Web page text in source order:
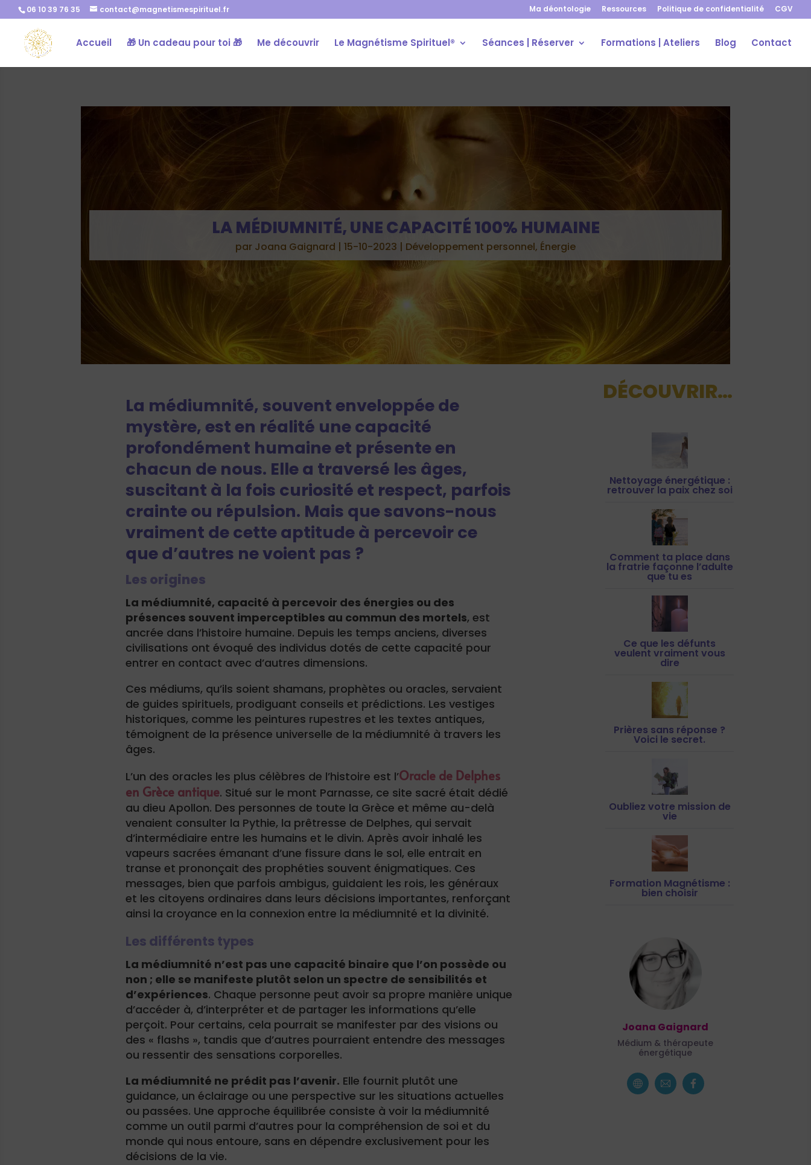
06 10 39 76 35 contact@magnetismespirituel.fr Ma déontologie Ressources Politique de confidentialité CGV
Accueil 🎁 Un cadeau pour toi 🎁 Me découvrir Le Magnétisme Spirituel® Séances | Réserver Formations | Ateliers Blog Contact
LA MÉDIUMNITÉ, UNE CAPACITÉ 100% HUMAINE
par Joana Gaignard | 15-10-2023 | Développement personnel, Énergie
La médiumnité, souvent enveloppée de
mystère, est en réalité une capacité
profondément humaine et présente en
chacun de nous. Elle a traversé les âges,
suscitant à la fois curiosité et respect, parfois
crainte ou répulsion. Mais que savons-nous
vraiment de cette aptitude à percevoir ce
que d’autres ne voient pas ?
Les origines
La médiumnité, capacité à percevoir des énergies ou des
présences souvent imperceptibles au commun des mortels, est
ancrée dans l’histoire humaine. Depuis les temps anciens, diverses
civilisations ont évoqué des individus dotés de cette capacité pour
entrer en contact avec d’autres dimensions.
Ces médiums, qu’ils soient shamans, prophètes ou oracles, servaient
de guides spirituels, prodiguant conseils et prédictions. Les vestiges
historiques, comme les peintures rupestres et les textes antiques,
témoignent de la présence universelle de la médiumnité à travers les
âges.
L’un des oracles les plus célèbres de l’histoire est l’Oracle de Delphes
en Grèce antique. Situé sur le mont Parnasse, ce site sacré était dédié
au dieu Apollon. Des personnes de toute la Grèce et même au-delà
venaient consulter la Pythie, la prêtresse de Delphes, qui servait
d’intermédiaire entre les humains et le divin. Après avoir inhalé les
vapeurs sacrées émanant d’une fissure dans le sol, elle entrait en
transe et prononçait des prophéties souvent énigmatiques. Ces
messages, bien que parfois ambigus, guidaient les rois, les généraux
et les citoyens ordinaires dans leurs décisions importantes, renforçant
ainsi la croyance en la connexion entre la médiumnité et la divinité.
Les différents types
La médiumnité n’est pas une capacité binaire que l’on possède ou
non ; elle se manifeste plutôt selon un spectre de sensibilités et
d’expériences. Chaque personne peut avoir sa propre manière unique
d’accéder à, d’interpréter et de partager les informations qu’elle
perçoit. Pour certains, cela pourrait se manifester par des visions ou
des « flashs », tandis que d’autres pourraient entendre des messages
ou ressentir des sensations corporelles.
La médiumnité ne prédit pas l’avenir. Elle fournit plutôt une
guidance, un éclairage ou une perspective sur les situations actuelles
ou passées. Une approche équilibrée consiste à voir la médiumnité
comme un outil parmi d’autres pour la compréhension de soi et du
monde qui nous entoure, sans en dépendre exclusivement pour les
décisions de la vie.
DÉCOUVRIR…
Nettoyage énergétique :
retrouver la paix chez soi
Comment ta place dans
la fratrie façonne l’adulte
que tu es
Ce que les défunts
veulent vraiment vous
dire
Prières sans réponse ?
Voici le secret.
Oubliez votre mission de
vie
Formation Magnétisme :
bien choisir
Joana Gaignard
Médium & thérapeute
énergétique